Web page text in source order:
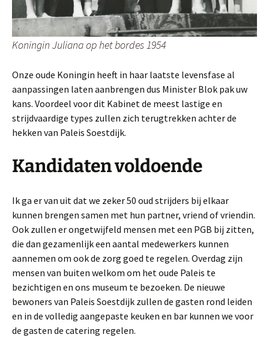
Koningin Juliana op het bordes 1954
Onze oude Koningin heeft in haar laatste levensfase al
aanpassingen laten aanbrengen dus Minister Blok pak uw
kans. Voordeel voor dit Kabinet de meest lastige en
strijdvaardige types zullen zich terugtrekken achter de
hekken van Paleis Soestdijk.
Kandidaten voldoende
Ik ga er van uit dat we zeker 50 oud strijders bij elkaar
kunnen brengen samen met hun partner, vriend of vriendin.
Ook zullen er ongetwijfeld mensen met een PGB bij zitten,
die dan gezamenlijk een aantal medewerkers kunnen
aannemen om ook de zorg goed te regelen. Overdag zijn
mensen van buiten welkom om het oude Paleis te
bezichtigen en ons museum te bezoeken. De nieuwe
bewoners van Paleis Soestdijk zullen de gasten rond leiden
en in de volledig aangepaste keuken en bar kunnen we voor
de gasten de catering regelen.